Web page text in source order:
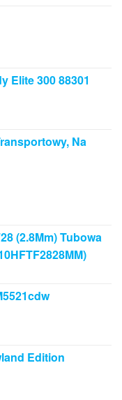
Elite 300 88301
Na
(2.8Mm) Tubowa
Edition